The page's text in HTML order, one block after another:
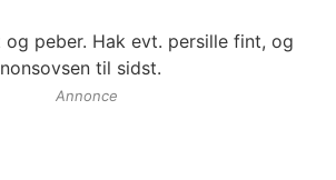
og peber. Hak evt. persille fint, og
til sidst.
Annonce